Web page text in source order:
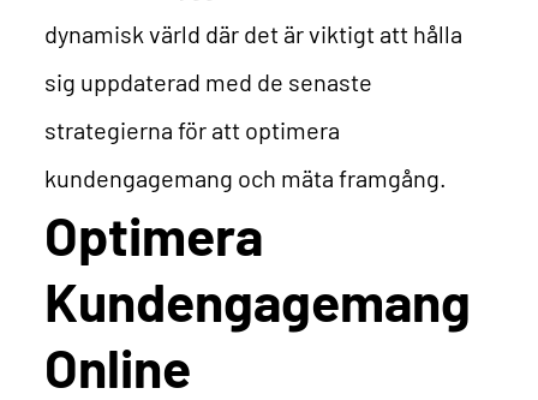
dynamisk värld där det är viktigt att hålla
sig uppdaterad med de senaste
strategierna för att optimera
kundengagemang och mäta framgång.
Optimera
Kundengagemang
Online